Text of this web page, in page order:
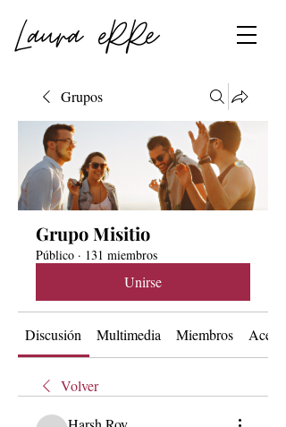
Grupos
Grupo Misitio
Público · 131 miembros
Unirse
Discusión Multimedia Miembros Acerca
Volver